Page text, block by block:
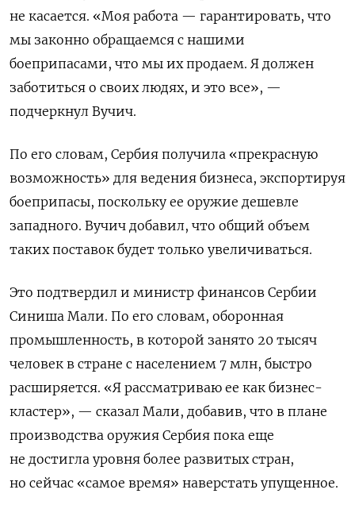
не касается. «Моя работа — гарантировать, что
мы законно обращаемся с нашими
боеприпасами, что мы их продаем. Я должен
заботиться о своих людях, и это все», —
подчеркнул Вучич.
По его словам, Сербия получила «прекрасную
возможность» для ведения бизнеса, экспортируя
боеприпасы, поскольку ее оружие дешевле
западного. Вучич добавил, что общий объем
таких поставок будет только увеличиваться.
Это подтвердил и министр финансов Сербии
Синиша Мали. По его словам, оборонная
промышленность, в которой занято 20 тысяч
человек в стране с населением 7 млн, быстро
расширяется. «Я рассматриваю ее как бизнес-
кластер», — сказал Мали, добавив, что в плане
производства оружия Сербия пока еще
не достигла уровня более развитых стран,
но сейчас «самое время» наверстать упущенное.